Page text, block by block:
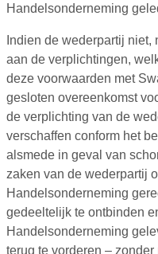
Handelsonderneming
Indien de wederpartij
aan de verplichtingen,
deze voorwaarden met
gesloten overeenkomst
de verplichting van de
verschaffen conform het
alsmede in geval van
zaken van de wederpartij
Handelsonderneming
gedeeltelijk te ontbinden
Handelsonderneming
terug te vorderen –